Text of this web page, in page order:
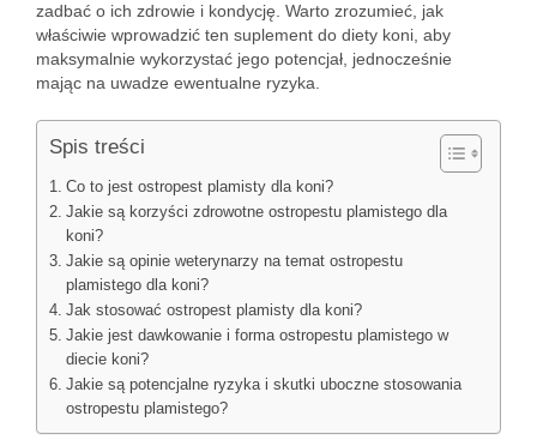
zadbać o ich zdrowie i kondycję. Warto zrozumieć, jak
właściwie wprowadzić ten suplement do diety koni, aby
maksymalnie wykorzystać jego potencjał, jednocześnie
mając na uwadze ewentualne ryzyka.
Spis treści
Co to jest ostropest plamisty dla koni?
Jakie są korzyści zdrowotne ostropestu plamistego dla
koni?
Jakie są opinie weterynarzy na temat ostropestu
plamistego dla koni?
Jak stosować ostropest plamisty dla koni?
Jakie jest dawkowanie i forma ostropestu plamistego w
diecie koni?
Jakie są potencjalne ryzyka i skutki uboczne stosowania
ostropestu plamistego?